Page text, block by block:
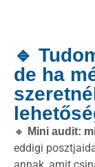
🔹
de ha
🔸 Mini audit:
eddigi